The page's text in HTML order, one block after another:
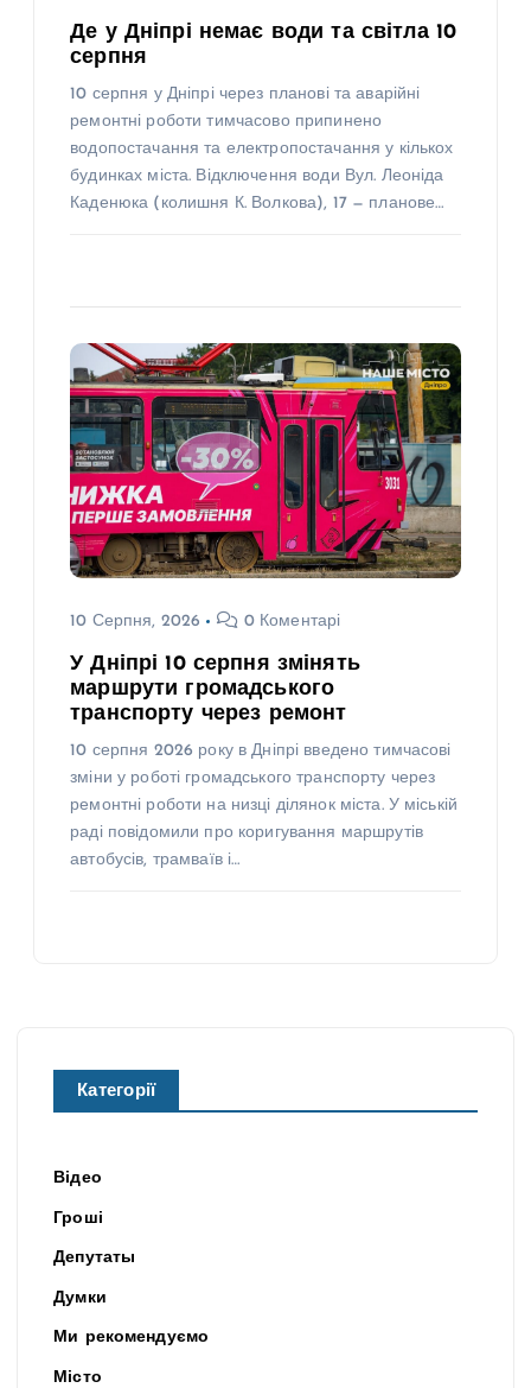
Де у Дніпрі немає води та світла 10
серпня
10 серпня у Дніпрі через планові та аварійні
ремонтні роботи тимчасово припинено
водопостачання та електропостачання у кількох
будинках міста. Відключення води Вул. Леоніда
Каденюка (колишня К. Волкова), 17 — планове…
10 Серпня, 2026 0 Коментарі
У Дніпрі 10 серпня змінять
маршрути громадського
транспорту через ремонт
10 серпня 2026 року в Дніпрі введено тимчасові
зміни у роботі громадського транспорту через
ремонтні роботи на низці ділянок міста. У міській
раді повідомили про коригування маршрутів
автобусів, трамваїв і…
Категорії
Відео
Гроші
Депутаты
Думки
Ми рекомендуємо
Місто